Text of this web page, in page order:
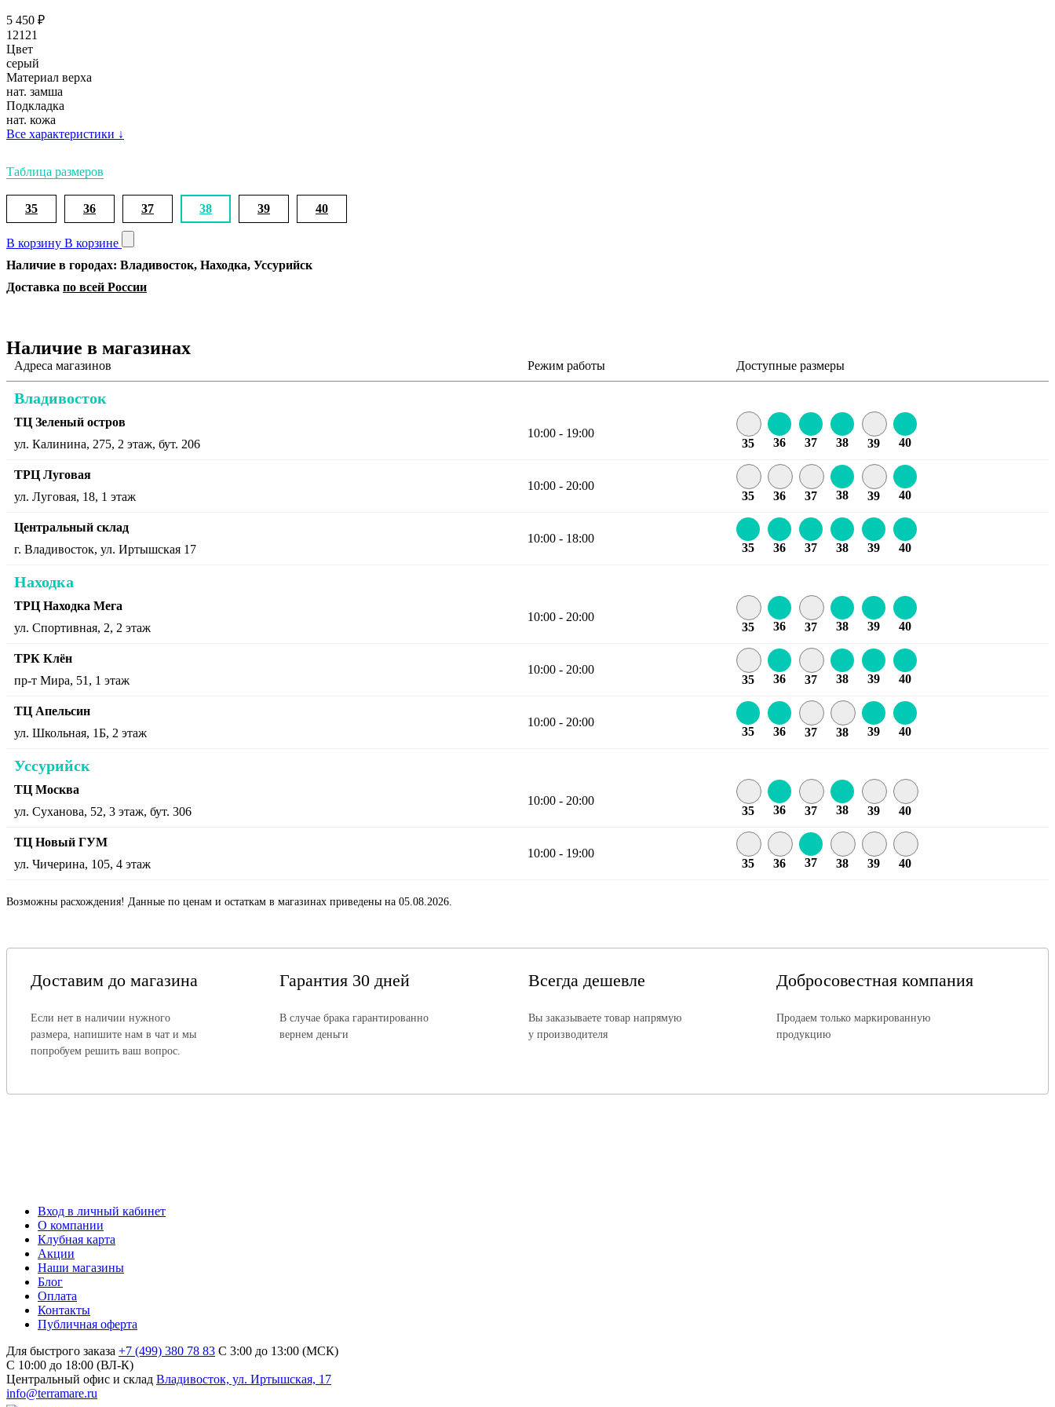
5 450 ₽
12121
Цвет
серый
Материал верха
нат. замша
Подкладка
нат. кожа
Все характеристики ↓
Таблица размеров
35 36 37 38 39 40
В корзину В корзине
Наличие в городах: Владивосток, Находка, Уссурийск
Доставка по всей России
Наличие в магазинах
Адреса магазинов Режим работы Доступные размеры
Владивосток
ТЦ Зеленый остров
ул. Калинина, 275, 2 этаж, бут. 206
10:00 - 19:00
35 36 37 38 39 40
ТРЦ Луговая
ул. Луговая, 18, 1 этаж
10:00 - 20:00
35 36 37 38 39 40
Центральный склад
г. Владивосток, ул. Иртышская 17
10:00 - 18:00
35 36 37 38 39 40
Находка
ТРЦ Находка Мега
ул. Спортивная, 2, 2 этаж
10:00 - 20:00
35 36 37 38 39 40
ТРК Клён
пр-т Мира, 51, 1 этаж
10:00 - 20:00
35 36 37 38 39 40
ТЦ Апельсин
ул. Школьная, 1Б, 2 этаж
10:00 - 20:00
35 36 37 38 39 40
Уссурийск
ТЦ Москва
ул. Суханова, 52, 3 этаж, бут. 306
10:00 - 20:00
35 36 37 38 39 40
ТЦ Новый ГУМ
ул. Чичерина, 105, 4 этаж
10:00 - 19:00
35 36 37 38 39 40
Возможны расхождения! Данные по ценам и остаткам в магазинах приведены на 05.08.2026.
Доставим до магазина
Если нет в наличии нужного
размера, напишите нам в чат и мы
попробуем решить ваш вопрос.
Гарантия 30 дней
В случае брака гарантированно
вернем деньги
Всегда дешевле
Вы заказываете товар напрямую
у производителя
Добросовестная компания
Продаем только маркированную
продукцию
Вход в личный кабинет
О компании
Клубная карта
Акции
Наши магазины
Блог
Оплата
Контакты
Публичная оферта
Для быстрого заказа +7 (499) 380 78 83 С 3:00 до 13:00 (МСК)
C 10:00 до 18:00 (ВЛ-К)
Центральный офис и склад Владивосток, ул. Иртышская, 17
info@terramare.ru